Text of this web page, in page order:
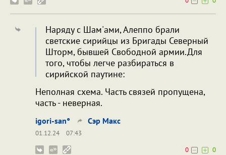
Наряду с Шам'ами, Алеппо брали
светские сирийцы из Бригады Северный
Шторм, бывшей Свободной армии.Для
того, чтобы легче разбираться в
сирийской паутине:
Неполная схема. Часть связей пропущена,
часть - неверная.
igori-san° Сэр Макс
01.12.24
07:43
0
0